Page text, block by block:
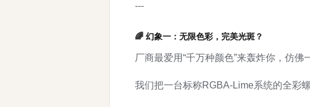
---
🌈 幻象一：无限色彩，完美光斑？
厂商最爱用“千万种颜色”来轰炸你，仿
我们把一台标称RGBA-Lime系统的全彩